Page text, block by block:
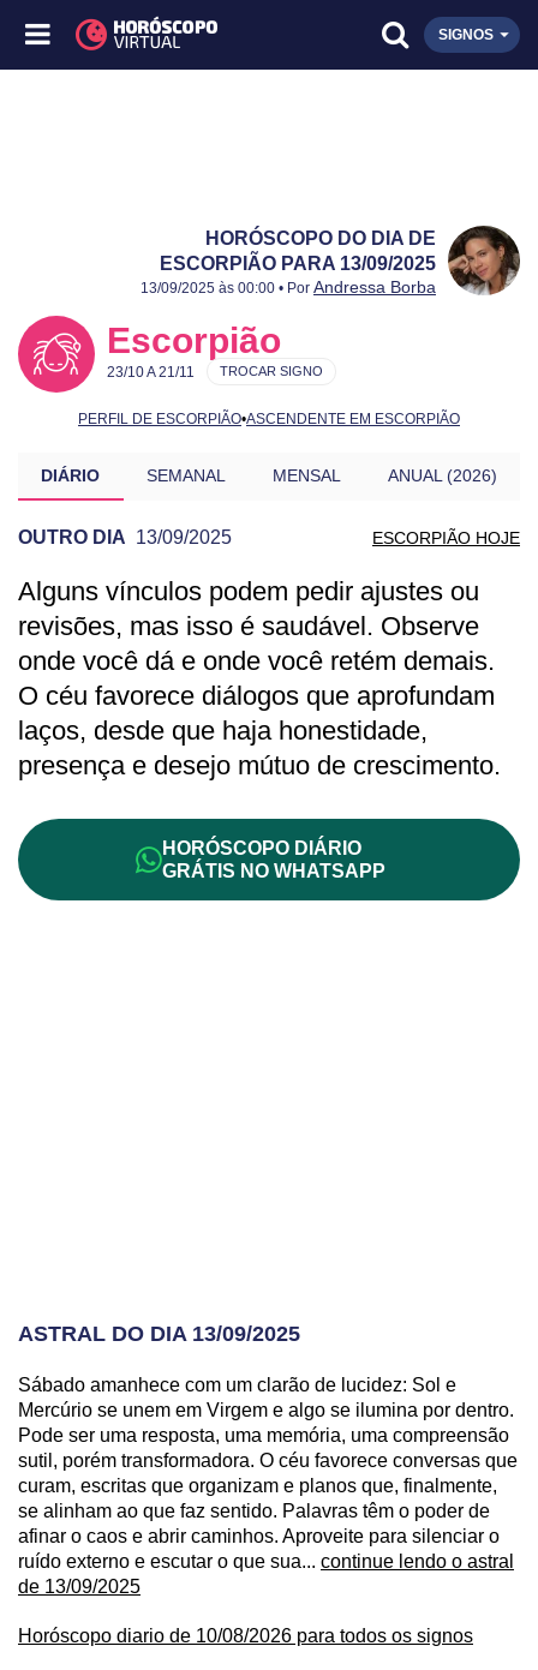
SIGNOS
HORÓSCOPO DO DIA DE
ESCORPIÃO PARA 13/09/2025
Publicado:
13/09/2025
Atualizado:
13/09/2025
13/09/2025 às 00:00 • Por Andressa Borba
Escorpião
23/10 A 21/11
PERFIL DE ESCORPIÃO•ASCENDENTE EM ESCORPIÃO
TROCAR SIGNO
DIÁRIO SEMANAL MENSAL ANUAL (2026)
OUTRO DIA 13/09/2025 ESCORPIÃO HOJE
PREVISÃO DE ESCORPIÃO PARA
Alguns vínculos podem pedir ajustes ou
revisões, mas isso é saudável. Observe
onde você dá e onde você retém demais.
O céu favorece diálogos que aprofundam
laços, desde que haja honestidade,
presença e desejo mútuo de crescimento.
HORÓSCOPO DIÁRIO
GRÁTIS NO WHATSAPP
ASTRAL DO DIA 13/09/2025
Sábado amanhece com um clarão de lucidez: Sol e
Mercúrio se unem em Virgem e algo se ilumina por dentro.
Pode ser uma resposta, uma memória, uma compreensão
sutil, porém transformadora. O céu favorece conversas que
curam, escritas que organizam e planos que, finalmente,
se alinham ao que faz sentido. Palavras têm o poder de
afinar o caos e abrir caminhos. Aproveite para silenciar o
ruído externo e escutar o que sua... continue lendo o astral
de 13/09/2025
Horóscopo diario de 10/08/2026 para todos os signos